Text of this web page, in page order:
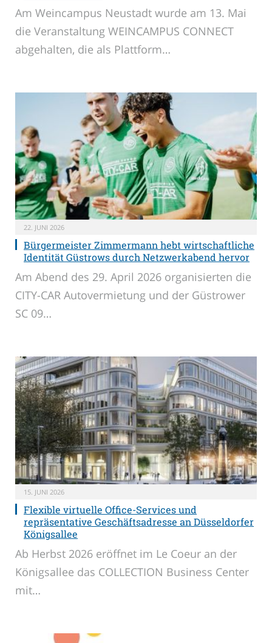
Am Weincampus Neustadt wurde am 13. Mai
die Veranstaltung WEINCAMPUS CONNECT
abgehalten, die als Plattform…
22. JUNI 2026
Bürgermeister Zimmermann hebt wirtschaftliche
Identität Güstrows durch Netzwerkabend hervor
Am Abend des 29. April 2026 organisierten die
CITY-CAR Autovermietung und der Güstrower
SC 09…
15. JUNI 2026
Flexible virtuelle Office-Services und
repräsentative Geschäftsadresse an Düsseldorfer
Königsallee
Ab Herbst 2026 eröffnet im Le Coeur an der
Königsallee das COLLECTION Business Center
mit…